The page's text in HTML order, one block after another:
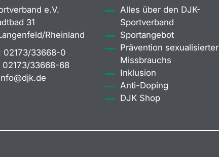
e.V.
31
Rheinland
02173/33668-0
02173/33668-68
Alles über den DJK-
Sportverband
Sportangebot
Prävention sexualisierter
Missbrauchs
Inklusion
Anti-Doping
DJK Shop